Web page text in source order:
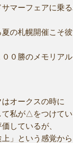
マーフェアに乗
の札幌開催こそ
０勝のメモリア
はオークスの時に
て私が△をつけてい
しているが、
」という感覚から